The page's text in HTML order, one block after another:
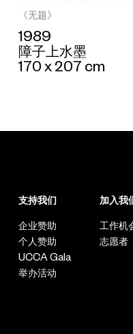
《无题》
1989
障子上水墨
170 x 207 cm
支持我们
企业赞助
个人赞助
UCCA Gala
举办活动
加入我
工作机
志愿者